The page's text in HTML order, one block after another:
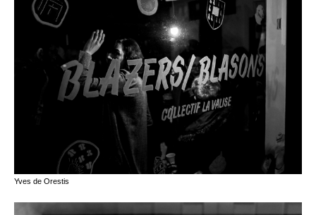
Yves de Orestis